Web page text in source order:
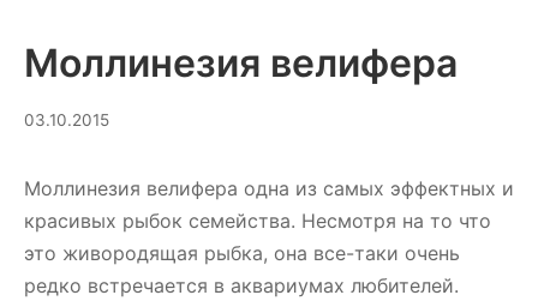
Моллинезия велифера
03.10.201510.03.2025
Моллинезия велифера одна из самых эффектных и
красивых рыбок семейства. Несмотря на то что
это живородящая рыбка, она все-таки очень
редко встречается в аквариумах любителей.